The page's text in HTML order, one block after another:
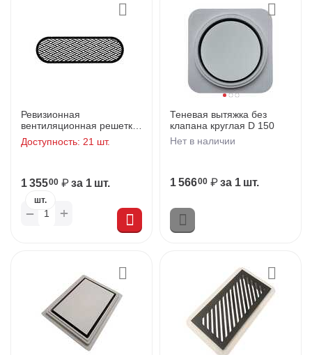
Ревизионная
вентиляционная решетка
Сирокко черная
Доступность: 21 шт.
1 35500 ₽ за 1 шт.
+
−
шт.
Теневая вытяжка без
клапана круглая D 150
Нет в наличии
1 56600 ₽ за 1 шт.